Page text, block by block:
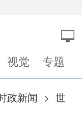
视觉 专题
政新闻 > 世